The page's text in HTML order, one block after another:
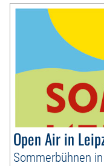
Open Air in
Sommerbühnen